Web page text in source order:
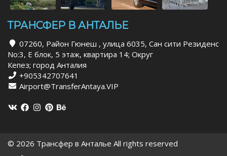
ТРАНСФЕР В АНТАЛЬЕ
07260, Район Гюнеш , улица 6035, Сан сити Резиденс
No:3, Е блок, 5 этаж, квартира 14; Округ
Кепез; город Анталия
+905342707641
Airport@TransferAntaya.VIP
© 2026 Трансфер в Анталье All rights reserved